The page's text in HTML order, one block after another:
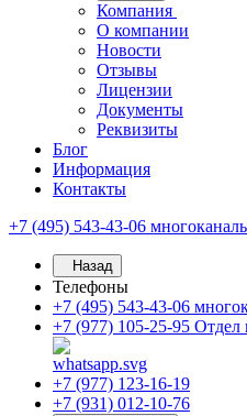
Компания
О компании
Новости
Отзывы
Лицензии
Документы
Реквизиты
Блог
Информация
Контакты
+7 (495) 543-43-06
Назад
Телефоны
+7 (495) 543-43-06
+7 (977) 105-25-95 Отдел
+7 (977) 123-16-19
+7 (931) 012-10-76